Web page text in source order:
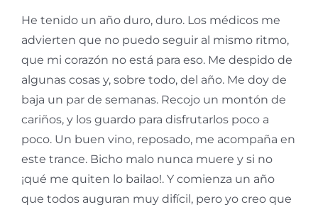
He tenido un año duro, duro. Los médicos me
advierten que no puedo seguir al mismo ritmo,
que mi corazón no está para eso. Me despido de
algunas cosas y, sobre todo, del año. Me doy de
baja un par de semanas. Recojo un montón de
cariños, y los guardo para disfrutarlos poco a
poco. Un buen vino, reposado, me acompaña en
este trance. Bicho malo nunca muere y si no
¡qué me quiten lo bailao!. Y comienza un año
que todos auguran muy difícil, pero yo creo que